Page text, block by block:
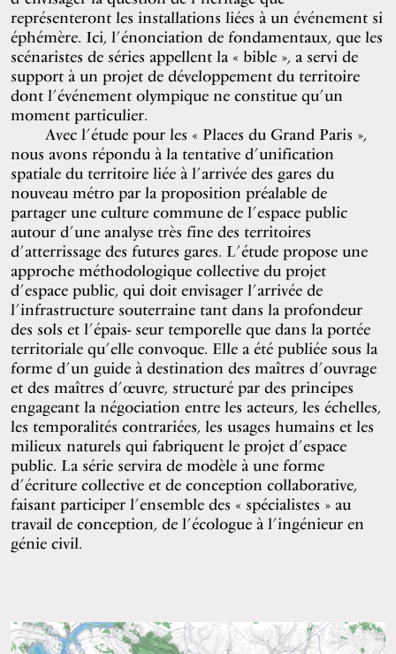
représenteront les installations liées à un événement si
éphémère. Ici, l’énonciation de fondamentaux, que les
scénaristes de séries appellent la « bible », a servi de
support à un projet de développement du territoire
dont l’événement olympique ne constitue qu’un
moment particulier.
Avec l’étude pour les « Places du Grand Paris »,
nous avons répondu à la tentative d’unification
spatiale du territoire liée à l’arrivée des gares du
nouveau métro par la proposition préalable de
partager une culture commune de l’espace public
autour d’une analyse très fine des territoires
d’atterrissage des futures gares. L’étude propose une
approche méthodologique collective du projet
d’espace public, qui doit envisager l’arrivée de
l’infrastructure souterraine tant dans la profondeur
des sols et l’épais- seur temporelle que dans la portée
territoriale qu’elle convoque. Elle a été publiée sous la
forme d’un guide à destination des maîtres d’ouvrage
et des maîtres d’œuvre, structuré par des principes
engageant la négociation entre les acteurs, les échelles,
les temporalités contrariées, les usages humains et les
milieux naturels qui fabriquent le projet d’espace
public. La série servira de modèle à une forme
d’écriture collective et de conception collaborative,
faisant participer l’ensemble des « spécialistes » au
travail de conception, de l’écologue à l’ingénieur en
génie civil.